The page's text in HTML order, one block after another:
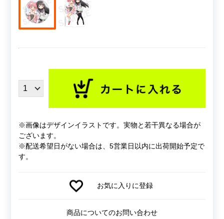
※画像はデザインイラストです。実物と若干異なる場合が
ございます。
※配送希望日がない場合は、5営業日以内に出荷開始予定で
す。
お気に入りに登録
商品についてのお問い合わせ